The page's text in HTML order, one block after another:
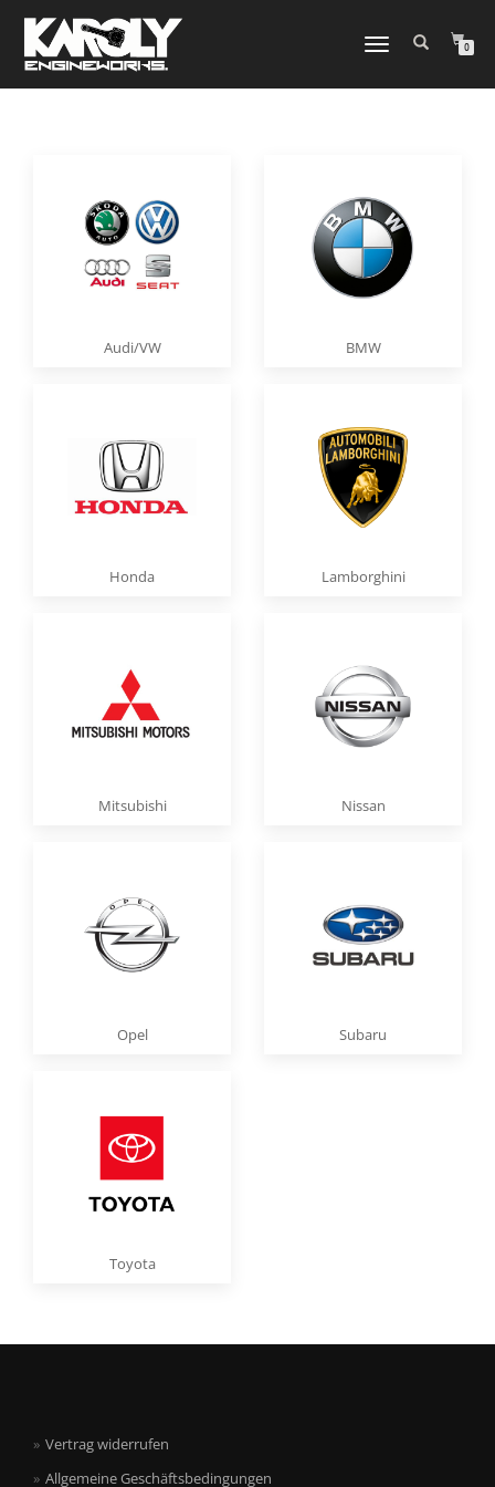
NAVIGATION
0
Audi/VW BMW
Honda Lamborghini
Mitsubishi Nissan
Opel Subaru
Toyota
Vertrag widerrufen
Allgemeine Geschäftsbedingungen